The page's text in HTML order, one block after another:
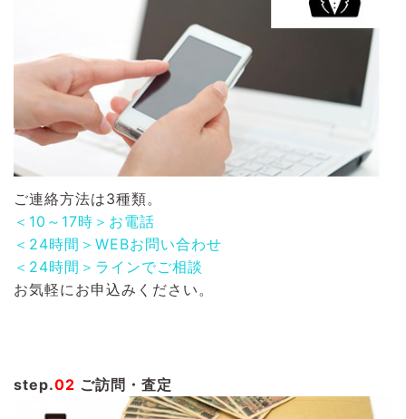
ご連絡方法は3種類。
＜10～17時＞お電話
＜24時間＞WEBお問い合わせ
＜24時間＞ラインでご相談
お気軽にお申込みください。
step.02 ご訪問・査定